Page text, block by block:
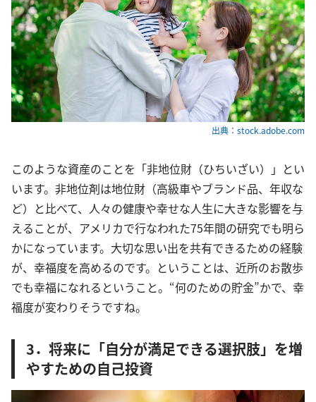
出典：stock.adobe.com
このような資産のことを「非地位財（ひちいざい）」とい
います。非地位剤は地位財（高級車やブランド品、年収な
ど）と比べて、人々の健康や幸せな人生に大きな影響を与
えることが、アメリカで行なわれた75年間の研究でも明ら
かになっています。大切な思い出を共有できるための経験
が、幸福度を高めるのです。ということは、近所のお散歩
でも幸福になれるということ。“何のための貯金”かで、幸
福度が変わりそうですね。
3．将来に「自分が満足できる選択肢」を増
やすための自己投資